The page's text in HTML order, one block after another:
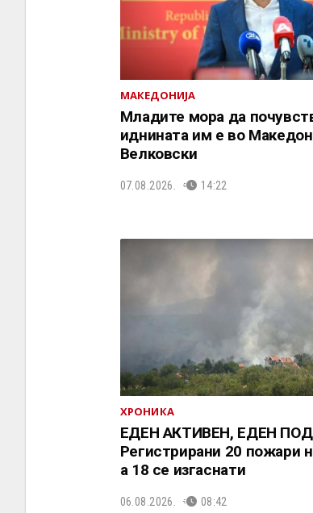
МАКЕДОНИЈА
Младите мора да
иднината им е во
Велковски
07.08.2026. 14:22
ХРОНИКА
ЕДЕН АКТИВЕН, ЕДЕН
Регистрирани 20 пожари
a 18 се изгаснати
06.08.2026. 08:42